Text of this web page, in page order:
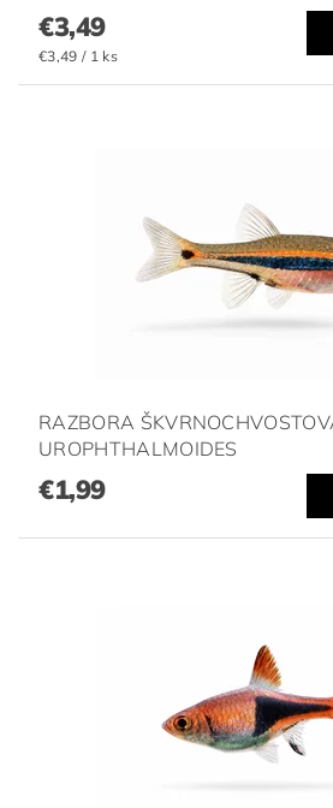
€3,49
€3,49 / 1 ks
RAZBORA
UROPHTHALMOIDES
€1,99